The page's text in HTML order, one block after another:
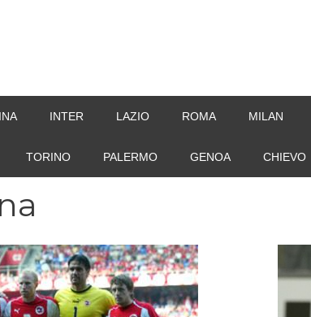
INTER LAZIO ROMA MILAN
TORINO PALERMO GENOA CHIEVO